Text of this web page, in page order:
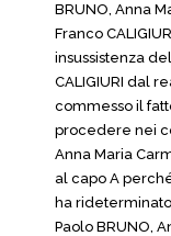
BRUNO, Anna
Franco
insussistenza
CALIGIURI dal
commesso il
procedere nei
Anna Maria
al capo A
ha
Paolo BRUNO,